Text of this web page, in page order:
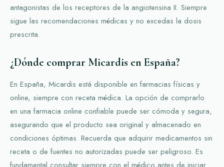
antagonistas de los receptores de la angiotensina II. Siempre
sigue las recomendaciones médicas y no excedas la dosis
prescrita.
¿Dónde comprar Micardis en España?
En España, Micardis está disponible en farmacias físicas y
online, siempre con receta médica. La opción de comprarlo
en una farmacia online confiable puede ser cómoda y segura,
asegurando que el producto sea original y almacenado en
condiciones óptimas. Recuerda que adquirir medicamentos sin
receta o de fuentes no autorizadas puede ser peligroso. Es